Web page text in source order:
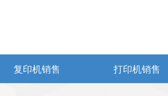
复印机销售 打印机销售